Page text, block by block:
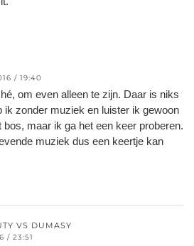
/ 19:40
om even alleen te zijn. Daar is niks
ik zonder muziek en luister ik gewoon
bos, maar ik ga het een keer proberen.
muziek dus een keertje kan
VS DUMASY
/ 23:51